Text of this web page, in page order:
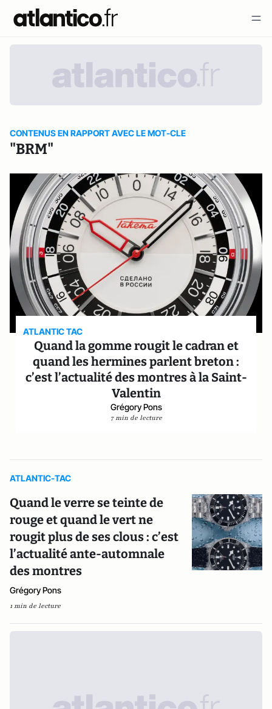
CONTENUS EN RAPPORT AVEC LE MOT-CLE
"BRM"
ATLANTIC TAC
Quand la gomme rougit le cadran et
quand les hermines parlent breton :
c’est l’actualité des montres à la Saint-
Valentin
Grégory Pons
7 min de lecture
ATLANTIC-TAC
Quand le verre se teinte de
rouge et quand le vert ne
rougit plus de ses clous : c’est
l’actualité ante-automnale
des montres
Grégory Pons
1 min de lecture